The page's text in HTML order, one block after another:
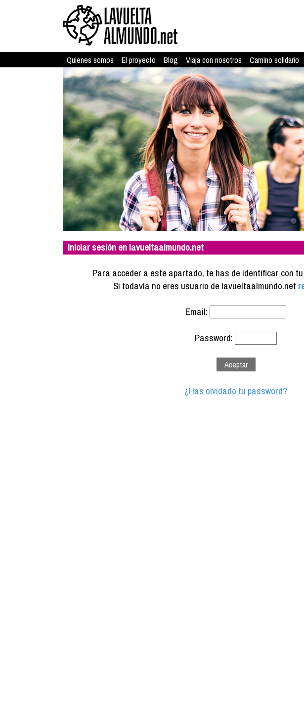
Quienes somos El proyecto Blog Viaja con nosotros Camino solidario
Iniciar sesión en lavueltaalmundo.net
Para acceder a este apartado, te has de identificar con
Si todavía no eres usuario de lavueltaalmundo.net
Email:
Password:
¿Has olvidado tu password?